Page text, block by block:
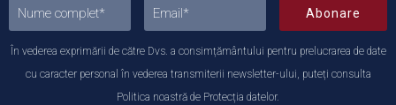
Abonare
În vederea exprimării de către Dvs. a consimțământului pentru prelucrarea de date
cu caracter personal în vederea transmiterii newsletter-ului, puteți consulta
Politica noastră de Protecția datelor.